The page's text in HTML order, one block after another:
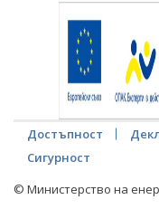
Достъпност
Сигурност
© Министерство на